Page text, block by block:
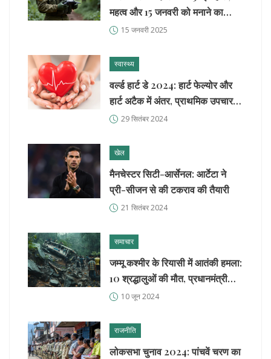
महत्व और 15 जनवरी को मनाने का
कारण जानें
15 जनवरी 2025
स्वास्थ्य
वर्ल्ड हार्ट डे 2024: हार्ट फेल्योर और
हार्ट अटैक में अंतर, प्राथमिक उपचार,
और आधुनिक हृदय स्वास्थ्य
29 सितंबर 2024
खेल
मैनचेस्टर सिटी-आर्सेनल: आर्टेटा ने
प्री-सीजन से की टकराव की तैयारी
21 सितंबर 2024
समाचार
जम्मू कश्मीर के रियासी में आतंकी हमला:
10 श्रद्धालुओं की मौत, प्रधानमंत्री
मोदी ने कड़ी निंदा की
10 जून 2024
राजनीति
लोकसभा चुनाव 2024: पांचवें चरण का